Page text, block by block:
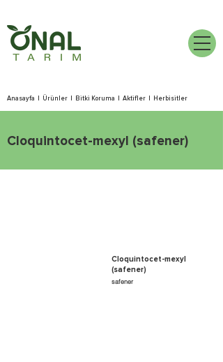
Anasayfa Ürünler Bitki Koruma Aktifler Herbisitler
Cloquintocet-mexyl (safener)
Cloquintocet-mexyl
(safener)
safener